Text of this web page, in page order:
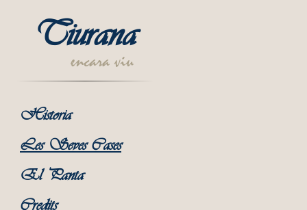
Tiurana
encara viu
Historia
Les Seves Cases
El Panta
Credits